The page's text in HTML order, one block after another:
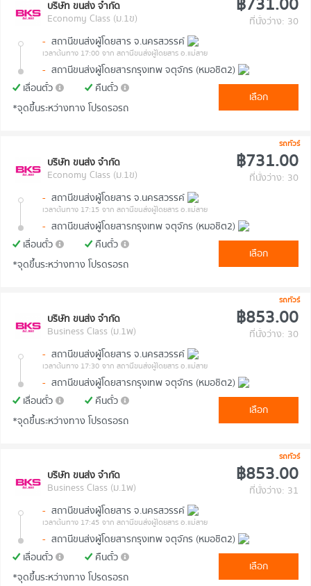
บริษัท ขนส่ง จำกัด
Economy Class (ม.1ข)
ที่นั่งว่าง: 30
- สถานีขนส่งผู้โดยสาร จ.นครสวรรค์
เวลาต้นทาง 17:00 จาก สถานีขนส่งผู้โดยสาร อ.แม่สาย
- สถานีขนส่งผู้โดยสารกรุงเทพ จตุจักร (หมอชิต2)
เลื่อนตั๋ว
คืนตั๋ว
*จุดขึ้นระหว่างทาง โปรดรอรถ
เลือก
รถทัวร์
บริษัท ขนส่ง จำกัด
Economy Class (ม.1ข)
฿731.00
ที่นั่งว่าง: 30
- สถานีขนส่งผู้โดยสาร จ.นครสวรรค์
เวลาต้นทาง 17:15 จาก สถานีขนส่งผู้โดยสาร อ.แม่สาย
- สถานีขนส่งผู้โดยสารกรุงเทพ จตุจักร (หมอชิต2)
เลื่อนตั๋ว
คืนตั๋ว
*จุดขึ้นระหว่างทาง โปรดรอรถ
เลือก
รถทัวร์
บริษัท ขนส่ง จำกัด
Business Class (ม.1พ)
฿853.00
ที่นั่งว่าง: 30
- สถานีขนส่งผู้โดยสาร จ.นครสวรรค์
เวลาต้นทาง 17:30 จาก สถานีขนส่งผู้โดยสาร อ.แม่สาย
- สถานีขนส่งผู้โดยสารกรุงเทพ จตุจักร (หมอชิต2)
เลื่อนตั๋ว
คืนตั๋ว
*จุดขึ้นระหว่างทาง โปรดรอรถ
เลือก
รถทัวร์
บริษัท ขนส่ง จำกัด
Business Class (ม.1พ)
฿853.00
ที่นั่งว่าง: 31
- สถานีขนส่งผู้โดยสาร จ.นครสวรรค์
เวลาต้นทาง 17:45 จาก สถานีขนส่งผู้โดยสาร อ.แม่สาย
- สถานีขนส่งผู้โดยสารกรุงเทพ จตุจักร (หมอชิต2)
เลื่อนตั๋ว
คืนตั๋ว
*จุดขึ้นระหว่างทาง โปรดรอรถ
เลือก